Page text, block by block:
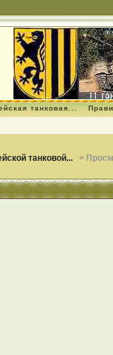
танковая...
танковой... >